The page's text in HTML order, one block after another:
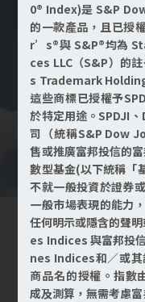
0® Index)是 S&P
的一款產品，且已授
r’s®與 S&P®均為
ces LLC（S&P）的
s Trademark
這些商標已授權予
於特定用途。SPDJI
司（統稱S&P Dow
售或推廣富邦投信的
數型基金(以下統稱
不就一般投資於證券
一般市場表現的能力
任何明示或隱含的聲
es Indices 與富邦投
nes Indices和／或其
商品名的授權。指
成及測算，無需考慮